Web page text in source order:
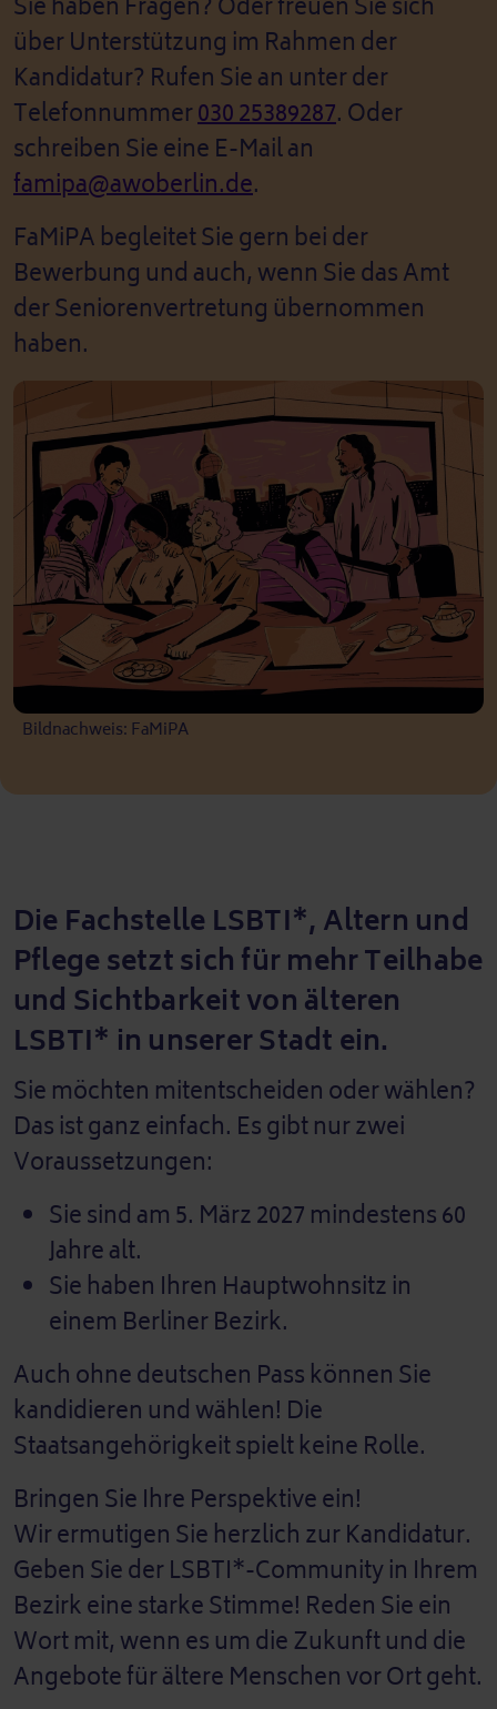
über Unterstützung im Rahmen der
Kandidatur? Rufen Sie an unter der
Telefonnummer030 25389287. Oder
schreiben Sie eine E-Mail an
famipa@awoberlin.de.
FaMiPA begleitet Sie gern bei der
Bewerbung und auch, wenn Sie das Amt
der Seniorenvertretung übernommen
haben.
Bildnachweis: FaMiPA
Die Fachstelle LSBTI*, Altern und
Pflege setzt sich für mehr Teilhabe
und Sichtbarkeit von älteren
LSBTI* in unserer Stadt ein.
Sie möchten mitentscheiden oder wählen?
Das ist ganz einfach. Es gibt nur zwei
Voraussetzungen:
Sie sind am 5. März 2027 mindestens 60
Jahre alt.
Sie haben Ihren Hauptwohnsitz in
einem Berliner Bezirk.
Auch ohne deutschen Pass können Sie
kandidieren und wählen! Die
Staatsangehörigkeit spielt keine Rolle.
Bringen Sie Ihre Perspektive ein!
Wir ermutigen Sie herzlich zur Kandidatur.
Geben Sie der LSBTI*-Community in Ihrem
Bezirk eine starke Stimme! Reden Sie ein
Wort mit, wenn es um die Zukunft und die
Angebote für ältere Menschen vor Ort geht.